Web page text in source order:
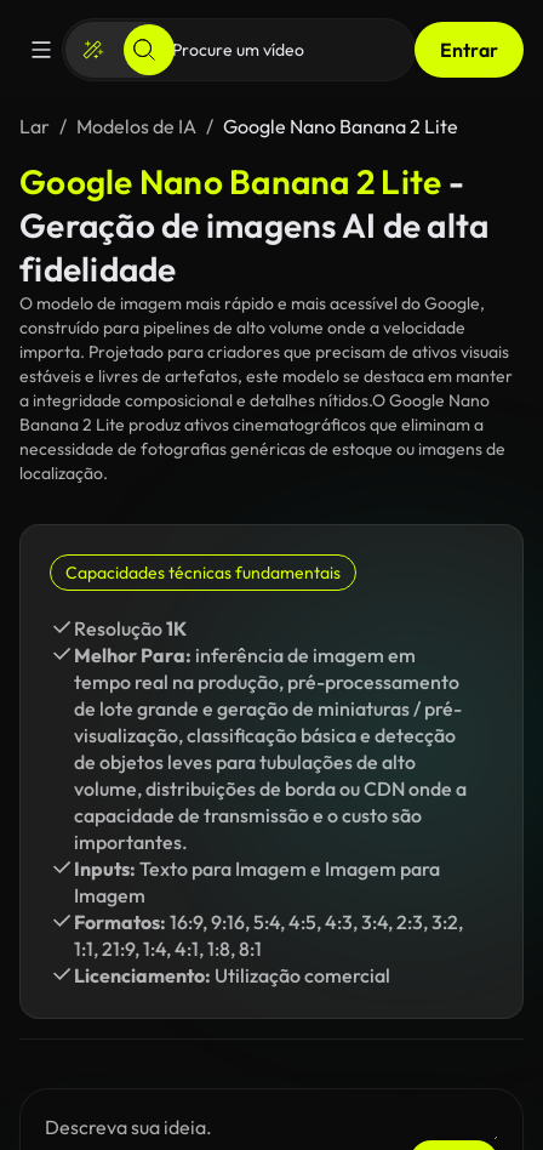
Entrar
Lar Modelos de IA Google Nano Banana 2 Lite
Google Nano Banana 2 Lite -
Geração de imagens AI de alta
fidelidade
O modelo de imagem mais rápido e mais acessível do Google,
construído para pipelines de alto volume onde a velocidade
importa. Projetado para criadores que precisam de ativos visuais
estáveis e livres de artefatos, este modelo se destaca em manter
a integridade composicional e detalhes nítidos.O Google Nano
Banana 2 Lite produz ativos cinematográficos que eliminam a
necessidade de fotografias genéricas de estoque ou imagens de
localização.
Capacidades técnicas fundamentais
Resolução1K
Melhor Para: inferência de imagem em
tempo real na produção, pré-processamento
de lote grande e geração de miniaturas / pré-
visualização, classificação básica e detecção
de objetos leves para tubulações de alto
volume, distribuições de borda ou CDN onde a
capacidade de transmissão e o custo são
importantes.
Inputs: Texto para Imagem e Imagem para
Imagem
Formatos: 16:9, 9:16, 5:4, 4:5, 4:3, 3:4, 2:3, 3:2,
1:1, 21:9, 1:4, 4:1, 1:8, 8:1
Licenciamento: Utilização comercial